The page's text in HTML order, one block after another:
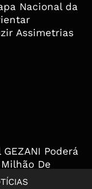
Nacional da
Assimetrias
Poderá
De
...